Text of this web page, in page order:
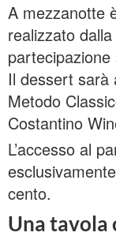
A mezzanotte
realizzato
Il dessert sarà
Metodo
Costantino
L’accesso al
cento.
Una tavola